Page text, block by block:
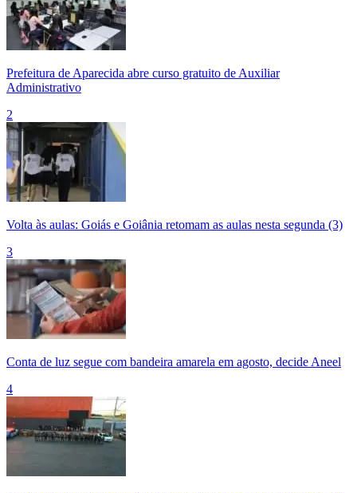
Prefeitura de Aparecida abre curso gratuito de Auxiliar
Administrativo
2
Volta às aulas: Goiás e Goiânia retomam as aulas nesta segunda (3)
3
Conta de luz segue com bandeira amarela em agosto, decide Aneel
4